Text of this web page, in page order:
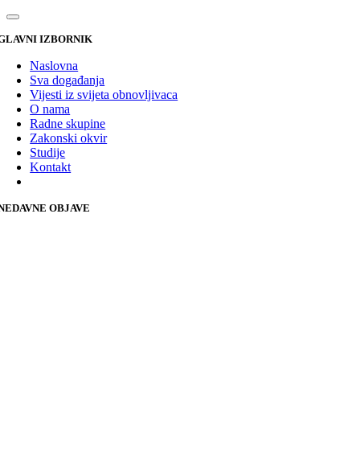
IZBORNIK
Naslovna
Sva događanja
Vijesti iz svijeta obnovljivaca
O nama
Radne skupine
Zakonski okvir
Studije
Kontakt
OBJAVE